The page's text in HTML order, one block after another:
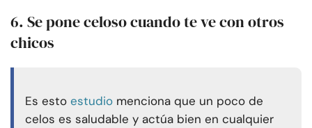
6. Se pone celoso cuando te ve con otros
chicos
Es esto estudio menciona que un poco de
celos es saludable y actúa bien en cualquier